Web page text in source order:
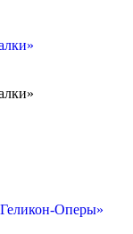
Оперы»